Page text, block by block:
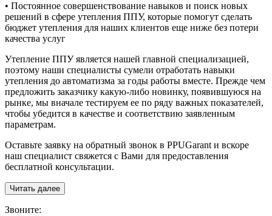
• Постоянное совершенствование навыков и поиск новых
решений в сфере утепления ППУ, которые помогут сделать
бюджет утепления для наших клиентов еще ниже без потери
качества услуг
Утепление ППУ является нашей главной специализацией,
поэтому наши специалисты сумели отработать навыки
утепления до автоматизма за годы работы вместе. Прежде чем
предложить заказчику какую-либо новинку, появившуюся на
рынке, мы вначале тестируем ее по ряду важных показателей,
чтобы убедится в качестве и соответствию заявленным
параметрам.
Оставьте заявку на обратный звонок в PPUGarant и вскоре
наш специалист свяжется с Вами для предоставления
бесплатной консультации.
Читать далее
Звоните: